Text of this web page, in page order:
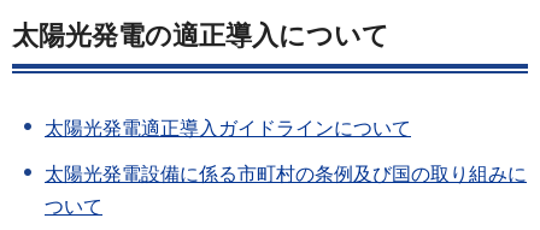
太陽光発電の適正導入について
太陽光発電適正導入ガイドラインについて
太陽光発電設備に係る市町村の条例及び国の取り組みに
ついて